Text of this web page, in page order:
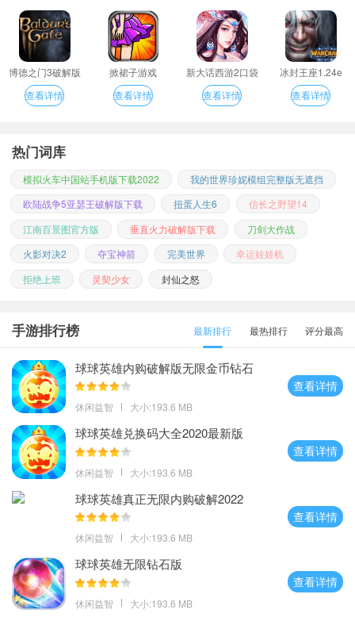
博德之门3破解版
查看详情
掀裙子游戏
查看详情
新大话西游2口袋
版
查看详情
冰封王座1.24e
查看详情
热门词库
模拟火车中国站手机版下载2022
我的世界珍妮模组完整版无遮挡
欧陆战争5亚瑟王破解版下载
扭蛋人生6
信长之野望14
江南百景图官方版
垂直火力破解版下载
刀剑大作战
火影对决2
夺宝神箭 完美世界
幸运娃娃机
拒绝上班
灵契少女 封仙之怒
手游排行榜 最新排行 最热排行 评分最高
球球英雄内购破解版无限金币钻石
1.4.4
休闲益智 大小:193.6 MB
查看详情
球球英雄兑换码大全2020最新版
休闲益智 大小:193.6 MB
查看详情
球球英雄真正无限内购破解2022
休闲益智 大小:193.6 MB
查看详情
球球英雄无限钻石版
休闲益智 大小:193.6 MB
查看详情